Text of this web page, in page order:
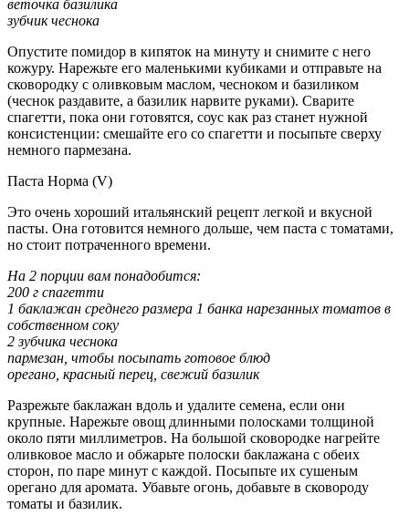
веточка базилика
зубчик чеснока
Опустите помидор в кипяток на минуту и снимите с него
кожуру. Нарежьте его маленькими кубиками и отправьте на
сковородку с оливковым маслом, чесноком и базиликом
(чеснок раздавите, а базилик нарвите руками). Сварите
спагетти, пока они готовятся, соус как раз станет нужной
консистенции: смешайте его со спагетти и посыпьте сверху
немного пармезана.
Паста Норма (V)
Это очень хороший итальянский рецепт легкой и вкусной
пасты. Она готовится немного дольше, чем паста с томатами,
но стоит потраченного времени.
На 2 порции вам понадобится:
200 г спагетти
1 баклажан среднего размера 1 банка нарезанных томатов в
собственном соку
2 зубчика чеснока
пармезан, чтобы посыпать готовое блюд
орегано, красный перец, свежий базилик
Разрежьте баклажан вдоль и удалите семена, если они
крупные. Нарежьте овощ длинными полосками толщиной
около пяти миллиметров. На большой сковородке нагрейте
оливковое масло и обжарьте полоски баклажана с обеих
сторон, по паре минут с каждой. Посыпьте их сушеным
орегано для аромата. Убавьте огонь, добавьте в сковороду
томаты и базилик.